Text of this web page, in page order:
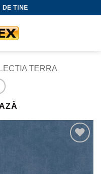
DE TINE
TERRA